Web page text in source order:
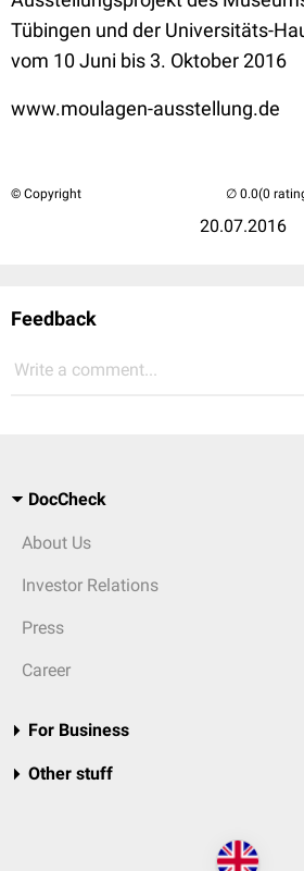
Tübingen und der Universitäts-
vom 10 Juni bis 3. Oktober 2016
www.moulagen-ausstellung.de
© Copyright
20.07.2016
(0
Feedback
Write a comment...
DocCheck
About Us
Investor Relations
Press
Career
For Business
Other stuff